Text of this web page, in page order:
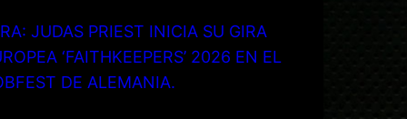
JUDAS PRIEST INICIA SU GIRA
‘FAITHKEEPERS’ 2026 EN EL
DE ALEMANIA.